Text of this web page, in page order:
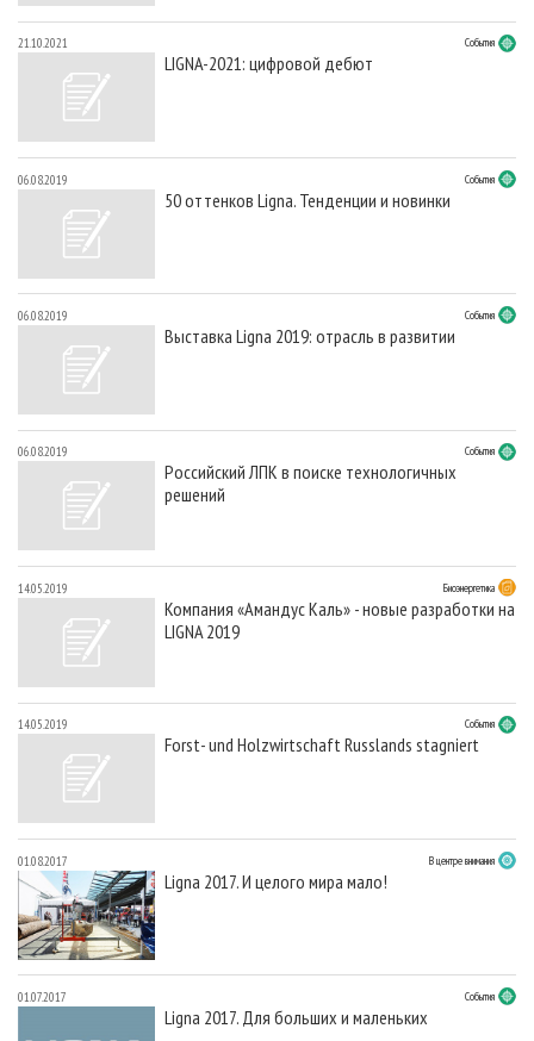
21.10.2021 События
LIGNA-2021: цифровой дебют
06.08.2019 События
50 оттенков Ligna. Тенденции и новинки
06.08.2019 События
Выставка Ligna 2019: отрасль в развитии
06.08.2019 События
Российский ЛПК в поиске технологичных
решений
14.05.2019 Биоэнергетика
Компания «Амандус Каль» - новые разработки на
LIGNA 2019
14.05.2019 События
Forst- und Holzwirtschaft Russlands stagniert
01.08.2017 В центре внимания
Ligna 2017. И целого мира мало!
01.07.2017 События
Ligna 2017. Для больших и маленьких